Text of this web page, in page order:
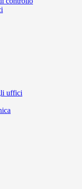
uffici